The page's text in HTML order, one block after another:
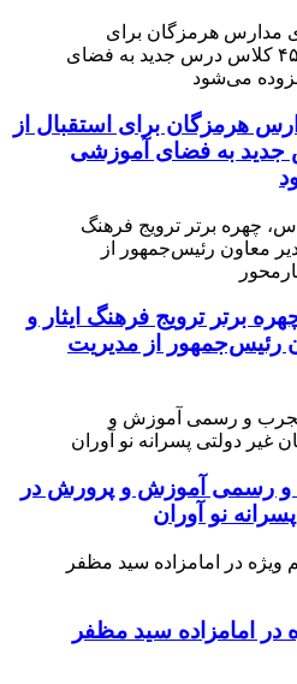
هرمزگان برای استقبال از
درس جدید به فضای آموزشی
برتر ترویج فرهنگ ایثار و
رئیس‌جمهور از مدیریت
رسمی آموزش و پرورش در
نو آوران
در امامزاده سید مظفر